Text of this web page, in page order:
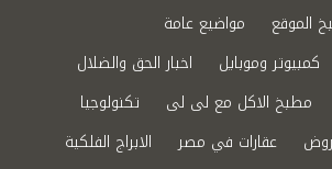
الموقع
مواضيع عامة
كمبيوتر وموبايل
اخبار الحق والضلال
مطبخ الاكل مع لى لى
تكنولوجيا
عقارات في مصر
الابراج الفلكية